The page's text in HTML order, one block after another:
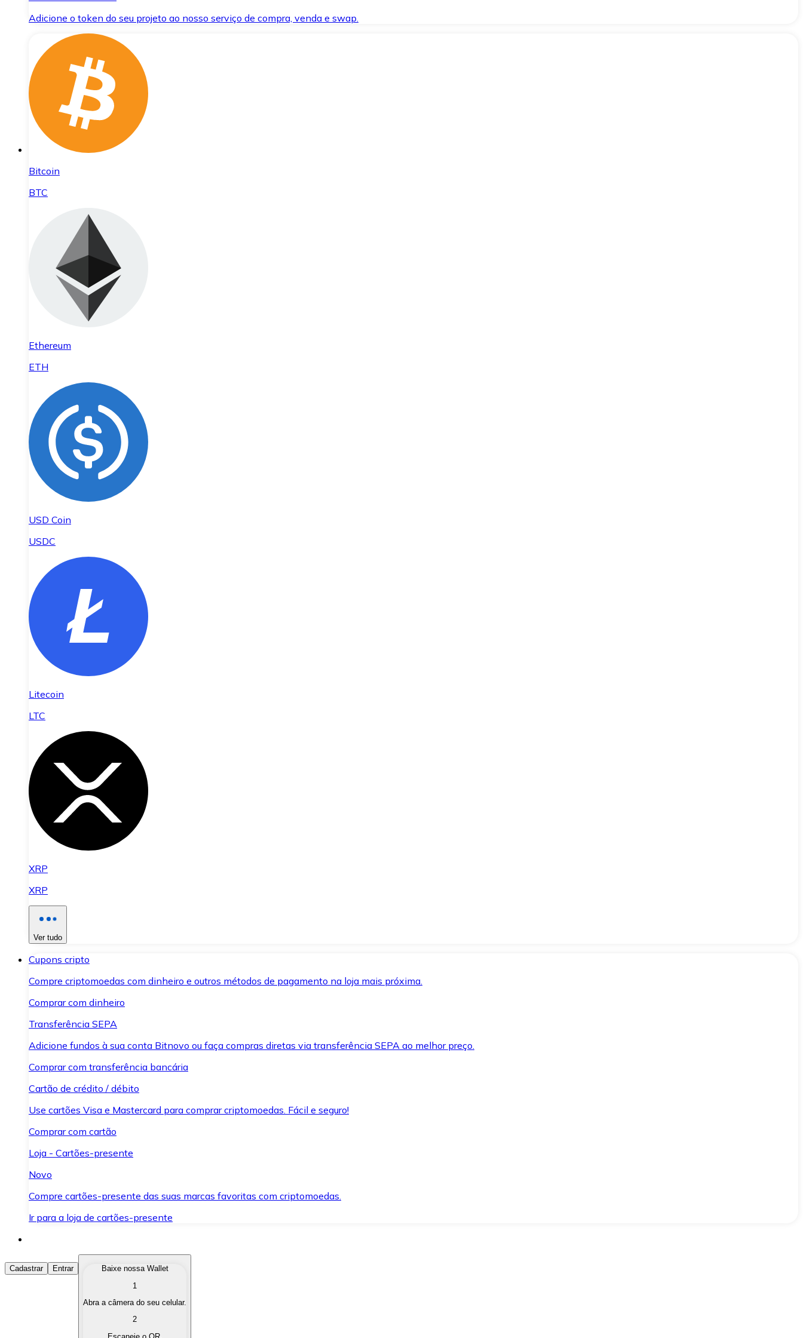
Adicione o token do seu projeto ao nosso serviço de compra, venda e swap.
Bitcoin
BTC
Ethereum
ETH
USD Coin
USDC
Litecoin
LTC
XRP
XRP
Ver tudo
Cupons cripto
Compre criptomoedas com dinheiro e outros métodos de pagamento na loja mais próxima.
Comprar com dinheiro
Transferência SEPA
Adicione fundos à sua conta Bitnovo ou faça compras diretas via transferência SEPA ao melhor preço.
Comprar com transferência bancária
Cartão de crédito / débito
Use cartões Visa e Mastercard para comprar criptomoedas. Fácil e seguro!
Comprar com cartão
Loja - Cartões-presente
Novo
Compre cartões-presente das suas marcas favoritas com criptomoedas.
Ir para a loja de cartões-presente
Comprar Criptomoedas
Compre as criptomoedas de seu interesse de forma rápida e segura.
Converta suas criptomoedas em moeda fiduciária quando precisar.
Cadastrar Entrar
Baixe nossa Wallet
1
Abra a câmera do seu celular.
2